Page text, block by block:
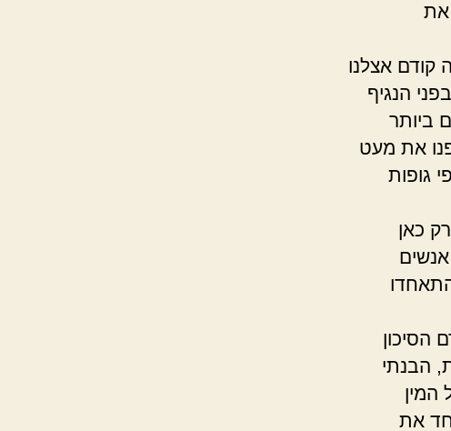
את
קודם אצלנו
הנגיף
ביותר
את מעט
גופות
כאן
הסיכון
הבנתי
המין
את